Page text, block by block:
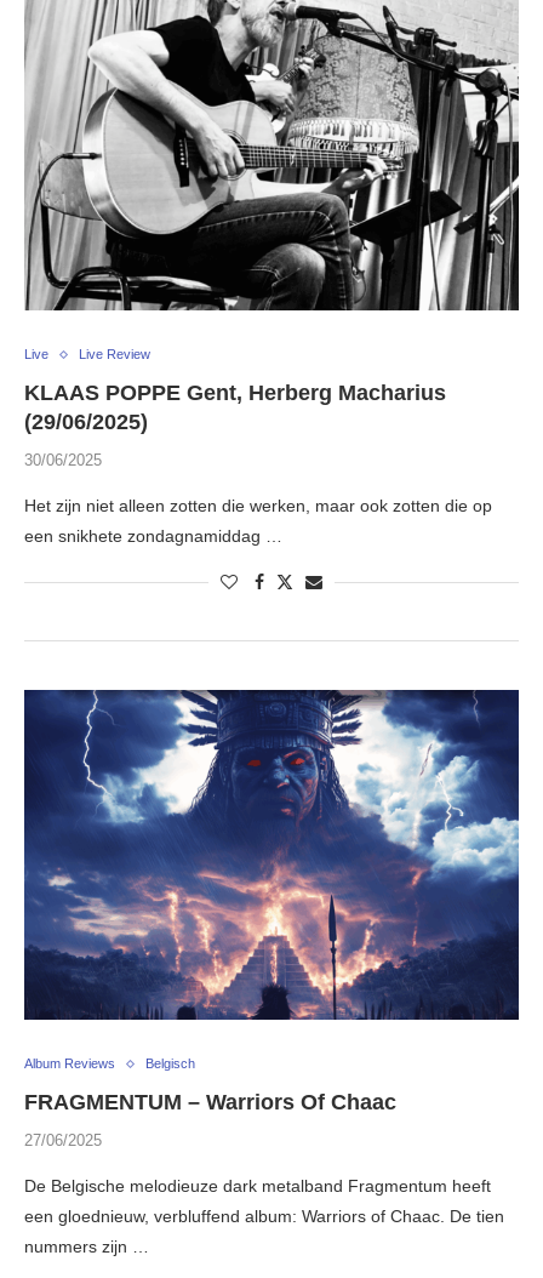
Live Live Review
KLAAS POPPE Gent, Herberg Macharius
(29/06/2025)
30/06/2025
Het zijn niet alleen zotten die werken, maar ook zotten die op
een snikhete zondagnamiddag …
Album Reviews Belgisch
FRAGMENTUM – Warriors Of Chaac
27/06/2025
De Belgische melodieuze dark metalband Fragmentum heeft
een gloednieuw, verbluffend album: Warriors of Chaac. De tien
nummers zijn …